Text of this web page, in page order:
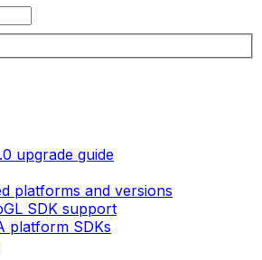
upgrade guide
platforms and versions
SDK support
platform SDKs